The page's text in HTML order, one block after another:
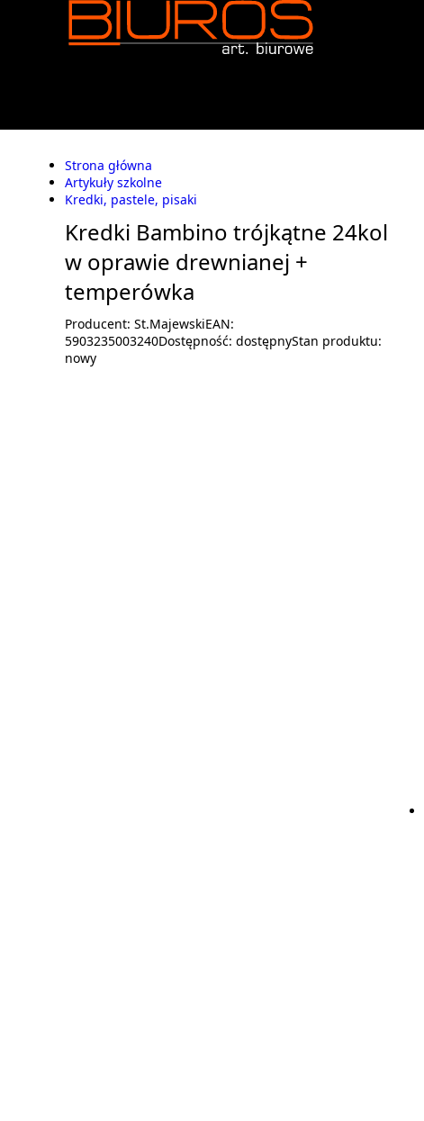
Strona główna
Artykuły szkolne
Kredki, pastele, pisaki
Kredki Bambino trójkątne 24kol
w oprawie drewnianej +
temperówka
Producent: St.MajewskiEAN:
5903235003240Dostępność: dostępnyStan produktu:
nowy